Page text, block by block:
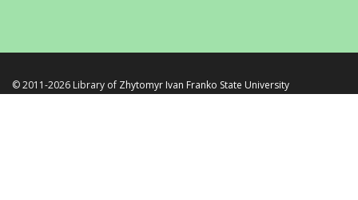
© 2011-2026 Library of Zhytomyr Ivan Franko State University